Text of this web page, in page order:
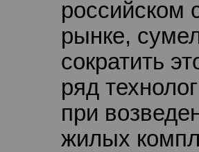
российском
рынке,
сократить
ряд
при
жилых